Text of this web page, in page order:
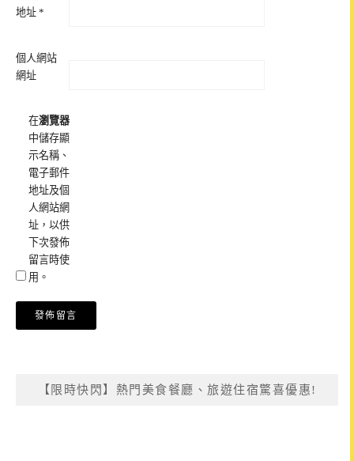
地址 *
個人網站
網址
在瀏覽器
中儲存顯
示名稱、
電子郵件
地址及個
人網站網
址，以供
下次發佈
留言時使
用。
【限時快閃】熱門美食餐廳、旅遊住宿驚喜優惠!